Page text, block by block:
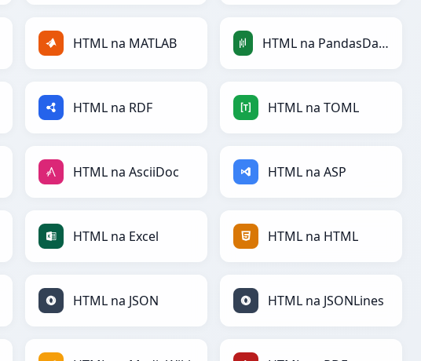
HTML na MATLAB HTML na PandasDataFrame
HTML na RDF HTML na TOML
HTML na AsciiDoc HTML na ASP
HTML na Excel HTML na HTML
HTML na JSON HTML na JSONLines